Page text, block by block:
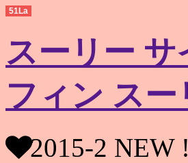
51La
スーリー
フィン ス
2015-2 NEW !